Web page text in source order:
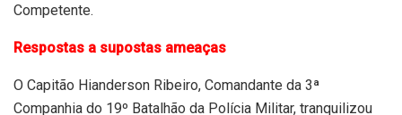
Competente.
Respostas a supostas ameaças
O Capitão Hianderson Ribeiro, Comandante da 3ª
Companhia do 19º Batalhão da Polícia Militar, tranquilizou